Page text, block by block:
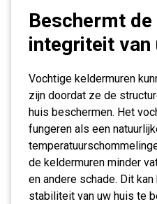
Beschermt
integriteit van
Vochtige keldermuren
zijn doordat ze de
huis beschermen. Het
fungeren als een
de keldermuren minder
en andere schade. Dit
stabiliteit van uw huis te